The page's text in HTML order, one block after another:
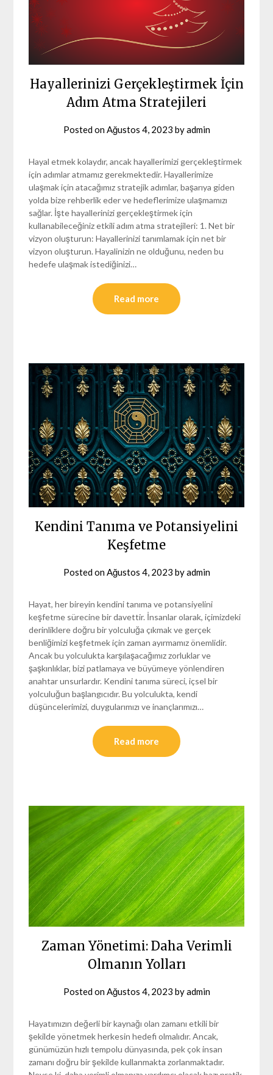
Hayallerinizi Gerçekleştirmek İçin
Adım Atma Stratejileri
Posted onAğustos 4, 2023 byadmin
Hayal etmek kolaydır, ancak hayallerimizi gerçekleştirmek
için adımlar atmamız gerekmektedir. Hayallerimize
ulaşmak için atacağımız stratejik adımlar, başarıya giden
yolda bize rehberlik eder ve hedeflerimize ulaşmamızı
sağlar. İşte hayallerinizi gerçekleştirmek için
kullanabileceğiniz etkili adım atma stratejileri: 1. Net bir
vizyon oluşturun: Hayallerinizi tanımlamak için net bir
vizyon oluşturun. Hayalinizin ne olduğunu, neden bu
hedefe ulaşmak istediğinizi…
Read more
Kendini Tanıma ve Potansiyelini
Keşfetme
Posted onAğustos 4, 2023 byadmin
Hayat, her bireyin kendini tanıma ve potansiyelini
keşfetme sürecine bir davettir. İnsanlar olarak, içimizdeki
derinliklere doğru bir yolculuğa çıkmak ve gerçek
benliğimizi keşfetmek için zaman ayırmamız önemlidir.
Ancak bu yolculukta karşılaşacağımız zorluklar ve
şaşkınlıklar, bizi patlamaya ve büyümeye yönlendiren
anahtar unsurlardır. Kendini tanıma süreci, içsel bir
yolculuğun başlangıcıdır. Bu yolculukta, kendi
düşüncelerimizi, duygularımızı ve inançlarımızı…
Read more
Zaman Yönetimi: Daha Verimli
Olmanın Yolları
Posted onAğustos 4, 2023 byadmin
Hayatımızın değerli bir kaynağı olan zamanı etkili bir
şekilde yönetmek herkesin hedefi olmalıdır. Ancak,
günümüzün hızlı tempolu dünyasında, pek çok insan
zamanı doğru bir şekilde kullanmakta zorlanmaktadır.